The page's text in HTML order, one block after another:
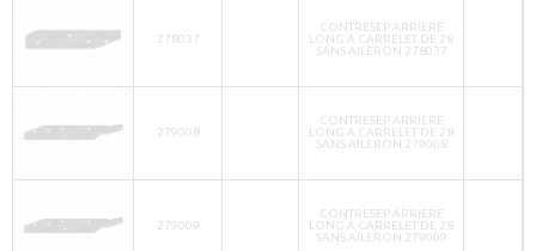
278037
CONTRESEP ARRIERE
LONG A CARRELET DE 28
SANS AILERON 278037
279008
CONTRESEP ARRIERE
LONG A CARRELET DE 28
SANS AILERON 279008
279009
CONTRESEP ARRIERE
LONG A CARRELET DE 28
SANS AILERON 279009